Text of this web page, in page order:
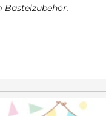
Bastelzubehör.